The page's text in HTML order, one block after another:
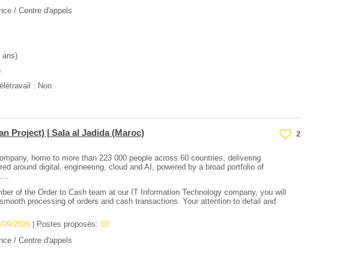
/ Centre d'appels
ans)
: Non
Project) | Sala al Jadida (Maroc) 2
home to more than 223 000 people across 60 countries, delivering
around digital, engineering, cloud and AI, powered by a broad portfolio of
of the Order to Cash team at our IT Information Technology company, you will
processing of orders and cash transactions. Your attention to detail and
09/2026| Postes proposés: 10
/ Centre d'appels